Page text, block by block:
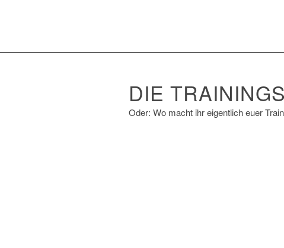
DIE
Oder: Wo macht ihr eigentlich euer